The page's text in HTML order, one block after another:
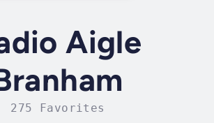
Aigle
275 Favorites